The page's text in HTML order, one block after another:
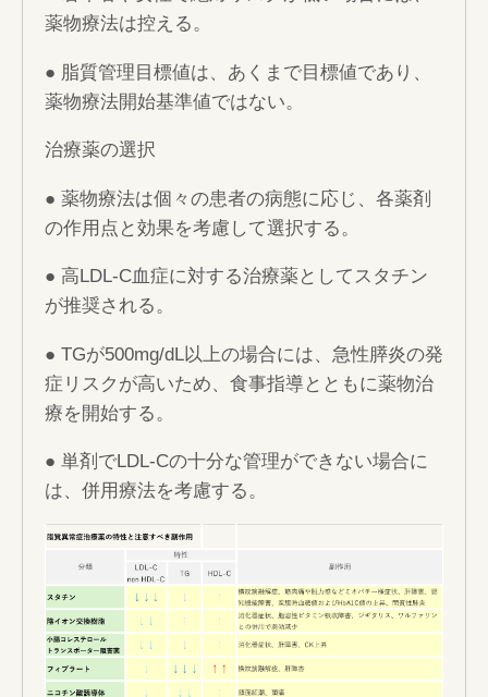
薬物療法は控える。
● 脂質管理目標値は、あくまで目標値であり、
薬物療法開始基準値ではない。
治療薬の選択
● 薬物療法は個々の患者の病態に応じ、各薬剤
の作用点と効果を考慮して選択する。
● 高LDL-C血症に対する治療薬としてスタチン
が推奨される。
● TGが500mg/dL以上の場合には、急性膵炎の発
症リスクが高いため、食事指導とともに薬物治
療を開始する。
● 単剤でLDL-Cの十分な管理ができない場合に
は、併用療法を考慮する。